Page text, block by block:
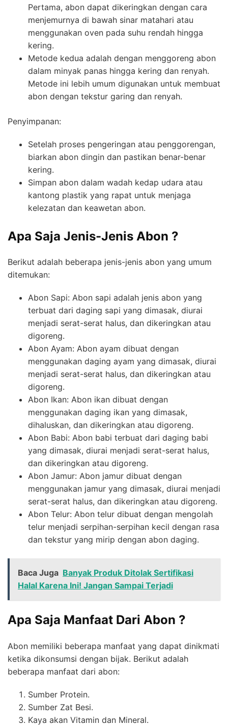
Pertama, abon dapat dikeringkan dengan cara
menjemurnya di bawah sinar matahari atau
menggunakan oven pada suhu rendah hingga
kering.
Metode kedua adalah dengan menggoreng abon
dalam minyak panas hingga kering dan renyah.
Metode ini lebih umum digunakan untuk membuat
abon dengan tekstur garing dan renyah.
Penyimpanan:
Setelah proses pengeringan atau penggorengan,
biarkan abon dingin dan pastikan benar-benar
kering.
Simpan abon dalam wadah kedap udara atau
kantong plastik yang rapat untuk menjaga
kelezatan dan keawetan abon.
Apa Saja Jenis-Jenis Abon ?
Berikut adalah beberapa jenis-jenis abon yang umum
ditemukan:
Abon Sapi: Abon sapi adalah jenis abon yang
terbuat dari daging sapi yang dimasak, diurai
menjadi serat-serat halus, dan dikeringkan atau
digoreng.
Abon Ayam: Abon ayam dibuat dengan
menggunakan daging ayam yang dimasak, diurai
menjadi serat-serat halus, dan dikeringkan atau
digoreng.
Abon Ikan: Abon ikan dibuat dengan
menggunakan daging ikan yang dimasak,
dihaluskan, dan dikeringkan atau digoreng.
Abon Babi: Abon babi terbuat dari daging babi
yang dimasak, diurai menjadi serat-serat halus,
dan dikeringkan atau digoreng.
Abon Jamur: Abon jamur dibuat dengan
menggunakan jamur yang dimasak, diurai menjadi
serat-serat halus, dan dikeringkan atau digoreng.
Abon Telur: Abon telur dibuat dengan mengolah
telur menjadi serpihan-serpihan kecil dengan rasa
dan tekstur yang mirip dengan abon daging.
Baca Juga Banyak Produk Ditolak Sertifikasi
Halal Karena Ini! Jangan Sampai Terjadi
Apa Saja Manfaat Dari Abon ?
Abon memiliki beberapa manfaat yang dapat dinikmati
ketika dikonsumsi dengan bijak. Berikut adalah
beberapa manfaat dari abon:
Sumber Protein.
Sumber Zat Besi.
Kaya akan Vitamin dan Mineral.